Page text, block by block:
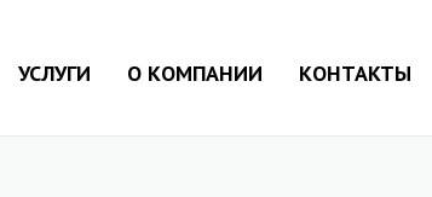
УСЛУГИ О КОМПАНИИ КОНТАКТЫ